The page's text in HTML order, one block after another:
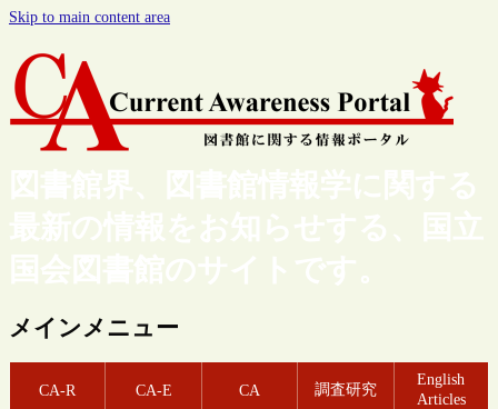
Skip to main content area
図書館界、図書館情報学に関する
最新の情報をお知らせする、国立
国会図書館のサイトです。
メインメニュー
CA-R CA-E CA 調査研究
English
Articles